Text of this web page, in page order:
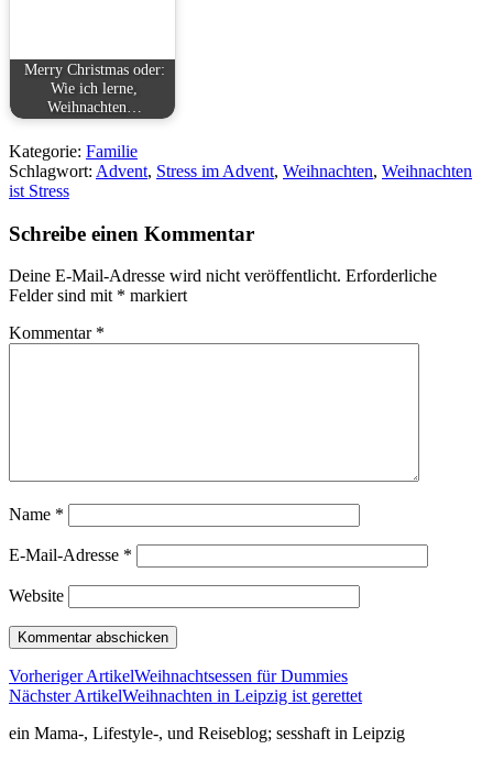
Merry Christmas oder:
Wie ich lerne,
Weihnachten…
Kategorie: Familie
Schlagwort: Advent, Stress im Advent, Weihnachten, Weihnachten
ist Stress
Schreibe einen Kommentar
Deine E-Mail-Adresse wird nicht veröffentlicht. Erforderliche
Felder sind mit * markiert
Kommentar *
Name *
E-Mail-Adresse *
Website
Vorheriger ArtikelWeihnachtsessen für Dummies
Nächster ArtikelWeihnachten in Leipzig ist gerettet
ein Mama-, Lifestyle-, und Reiseblog; sesshaft in Leipzig